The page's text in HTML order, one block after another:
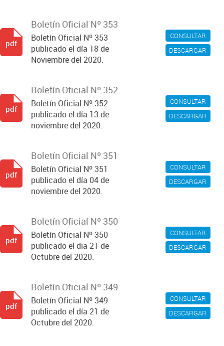
CONSULTAR
DESCARGAR
Boletín Oficial Nº 353
Boletín Oficial Nº 353
publicado el día 18 de
Noviembre del 2020.
pdf
CONSULTAR
DESCARGAR
Boletín Oficial Nº 352
Boletín Oficial Nº 352
publicado el día 13 de
noviembre del 2020.
pdf
CONSULTAR
DESCARGAR
Boletín Oficial Nº 351
Boletín Oficial Nº 351
publicado el día 04 de
noviembre del 2020.
pdf
CONSULTAR
DESCARGAR
Boletín Oficial Nº 350
Boletín Oficial Nº 350
publicado el dia 21 de
Octubre del 2020.
pdf
CONSULTAR
DESCARGAR
Boletín Oficial Nº 349
Boletín Oficial Nº 349
publicado el día 21 de
Octubre del 2020.
pdf